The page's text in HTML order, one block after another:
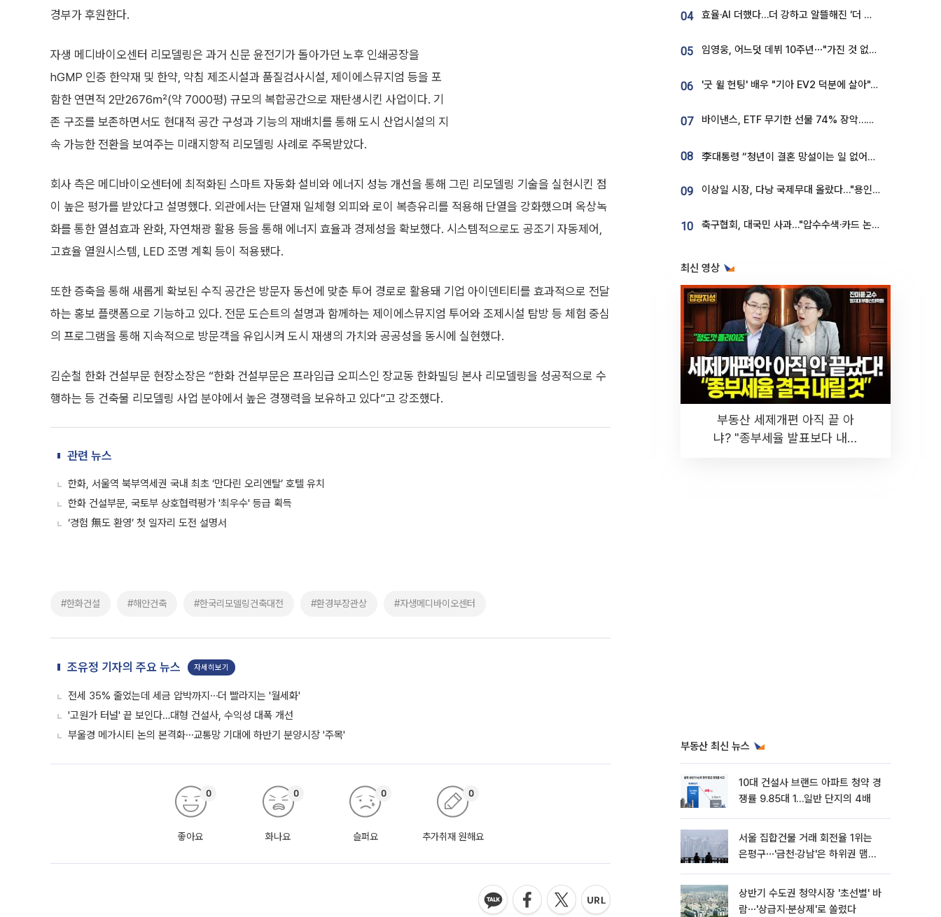
경부가 후원한다.
자생 메디바이오센터 리모델링은 과거 신문 윤전기가 돌아가던 노후 인쇄공장을
hGMP 인증 한약재 및 한약, 약침 제조시설과 품질검사시설, 제이에스뮤지엄 등을 포
함한 연면적 2만2676㎡(약 7000평) 규모의 복합공간으로 재탄생시킨 사업이다. 기
존 구조를 보존하면서도 현대적 공간 구성과 기능의 재배치를 통해 도시 산업시설의 지
속 가능한 전환을 보여주는 미래지향적 리모델링 사례로 주목받았다.
회사 측은 메디바이오센터에 최적화된 스마트 자동화 설비와 에너지 성능 개선을 통해 그린 리모델링 기술을 실현시킨 점
이 높은 평가를 받았다고 설명했다. 외관에서는 단열재 일체형 외피와 로이 복층유리를 적용해 단열을 강화했으며 옥상녹
화를 통한 열섬효과 완화, 자연채광 활용 등을 통해 에너지 효율과 경제성을 확보했다. 시스템적으로도 공조기 자동제어,
고효율 열원시스템, LED 조명 계획 등이 적용됐다.
또한 증축을 통해 새롭게 확보된 수직 공간은 방문자 동선에 맞춘 투어 경로로 활용돼 기업 아이덴티티를 효과적으로 전달
하는 홍보 플랫폼으로 기능하고 있다. 전문 도슨트의 설명과 함께하는 제이에스뮤지엄 투어와 조제시설 탐방 등 체험 중심
의 프로그램을 통해 지속적으로 방문객을 유입시켜 도시 재생의 가치와 공공성을 동시에 실현했다.
김순철 한화 건설부문 현장소장은 “한화 건설부문은 프라임급 오피스인 장교동 한화빌딩 본사 리모델링을 성공적으로 수
행하는 등 건축물 리모델링 사업 분야에서 높은 경쟁력을 보유하고 있다”고 강조했다.
관련 뉴스
한화, 서울역 북부역세권 국내 최초 ‘만다린 오리엔탈’ 호텔 유치
한화 건설부문, 국토부 상호협력평가 '최우수' 등급 획득
‘경험 無도 환영’ 첫 일자리 도전 설명서
#한화건설 #해안건축 #한국리모델링건축대전 #환경부장관상 #자생메디바이오센터
조유정 기자의 주요 뉴스 자세히보기
전세 35% 줄었는데 세금 압박까지⋯더 빨라지는 '월세화'
'고원가 터널' 끝 보인다…대형 건설사, 수익성 대폭 개선
부울경 메가시티 논의 본격화⋯교통망 기대에 하반기 분양시장 '주목'
좋아요
0
화나요
0
슬퍼요
0
추가취재 원해요
0
04 효율·AI 더했다…더 강하고 알뜰해진 ‘더 뉴 그랜저 하이브리드’ [ET의 모빌리티]
05 임영웅, 어느덧 데뷔 10주년⋯"가진 것 없던 시절, 내 앞엔 20명의 팬뿐"
06 '굿 윌 헌팅' 배우 "기아 EV2 덕분에 살아"…교통사고 후 안전성 극찬
07 바이낸스, ETF 무기한 선물 74% 장악…한국 레버리지 ETF 거래 급증 [e가상자산]
08 李대통령 “청년이 결혼 망설이는 일 없어야...제도상 불이익 조사”
09 이상일 시장, 다낭 국제무대 올랐다…"용인, 세계 최대 반도체 도시 된다"
10 축구협회, 대국민 사과…"압수수색·카드 논란 사죄, 강도 높은 쇄신"
최신 영상
부동산 세제개편 아직 끝 아
냐? "종부세율 발표보다 내릴
부동산 최신 뉴스
10대 건설사 브랜드 아파트 청약 경
쟁률 9.85대 1…일반 단지의 4배
서울 집합건물 거래 회전율 1위는
은평구⋯'금천·강남'은 하위권 맴돌
상반기 수도권 청약시장 '초선별' 바
람⋯'상급지·분상제'로 쏠렸다